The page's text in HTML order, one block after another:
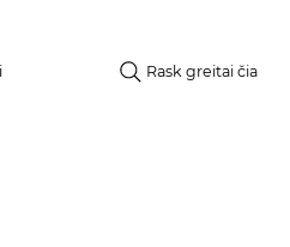
Rask greitai čia